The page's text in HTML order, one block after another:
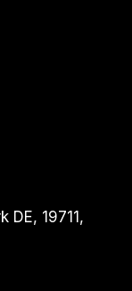
DE, 19711,